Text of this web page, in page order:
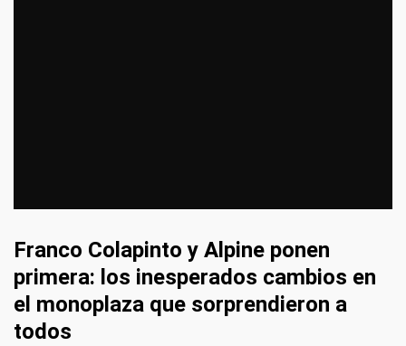
Franco Colapinto y Alpine ponen
primera: los inesperados cambios en
el monoplaza que sorprendieron a
todos